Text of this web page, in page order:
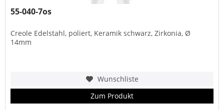
55-040-7os
Creole Edelstahl, poliert, Keramik schwarz, Zirkonia, Ø
14mm
Wunschliste
Zum Produkt